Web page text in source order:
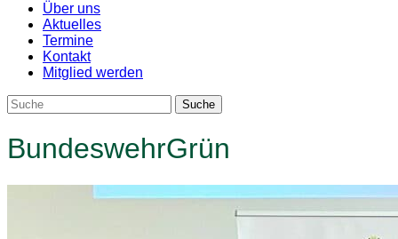
Über uns
Aktuelles
Termine
Kontakt
Mitglied werden
BundeswehrGrün